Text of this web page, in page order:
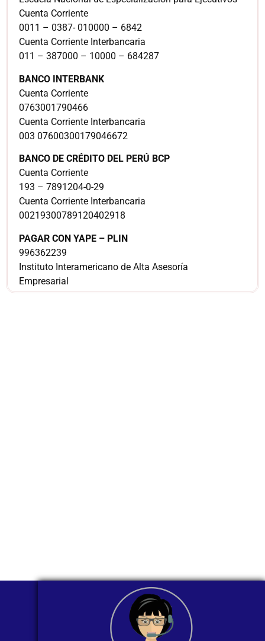
Cuenta Corriente
0011 – 0387- 010000 – 6842
Cuenta Corriente Interbancaria
011 – 387000 – 10000 – 684287
BANCO INTERBANK
Cuenta Corriente
0763001790466
Cuenta Corriente Interbancaria
003 07600300179046672
BANCO DE CRÉDITO DEL PERÚ BCP
Cuenta Corriente
193 – 7891204-0-29
Cuenta Corriente Interbancaria
00219300789120402918
PAGAR CON YAPE – PLIN
996362239
Instituto Interamericano de Alta Asesoría
Empresarial